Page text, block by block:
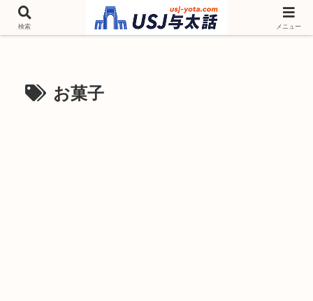
チケットやシーズンイベント ニンテンドーワールド アトラクションなどユニ
バを歩いて情報収集しています
お菓子
検索 メニュー